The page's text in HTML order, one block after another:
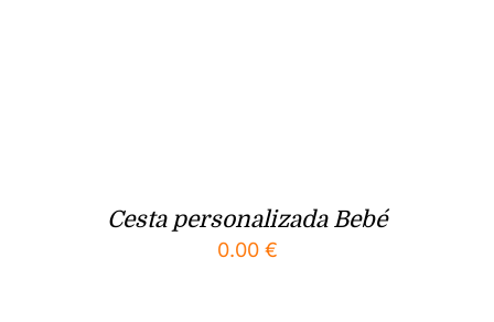
Cesta personalizada Bebé
0.00 €